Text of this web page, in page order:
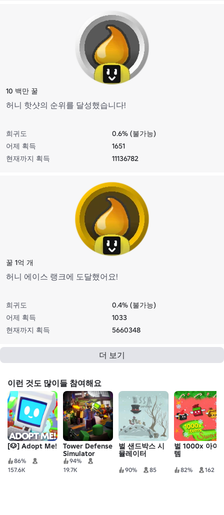
10 백만 꿀
허니 핫샷의 순위를 달성했습니다!
희귀도
0.6% (불가능)
어제 획득
1651
현재까지 획득
11136782
꿀 1억 개
허니 에이스 랭크에 도달했어요!
희귀도
0.4% (불가능)
어제 획득
1033
현재까지 획득
5660348
더 보기
이런 것도 많이들 참여해요
[🐶] Adopt Me!
86%
157.6K
Tower Defense
Simulator
94%
19.7K
벌 샌드박스 시
뮬레이터
90% 85
벌 1000x 아이
템
82% 162